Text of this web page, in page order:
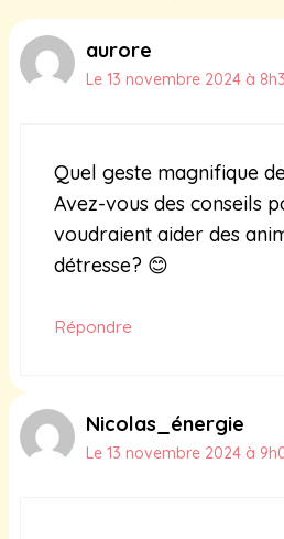
aurore
Le 13 novembre 2024 à
Quel geste magnifique
Avez-vous des conseils
voudraient aider des
détresse? 😊
Répondre
Nicolas_énergie
Le 13 novembre 2024 à